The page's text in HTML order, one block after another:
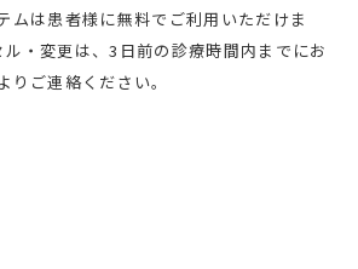
ムは患者様に無料でご利用いただけま
・変更は、3日前の診療時間内までにお
ご連絡ください。